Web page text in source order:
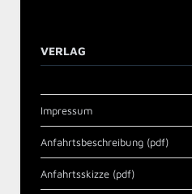
VERLAG
Impressum
Anfahrtsbeschreibung (pdf)
Anfahrtsskizze (pdf)